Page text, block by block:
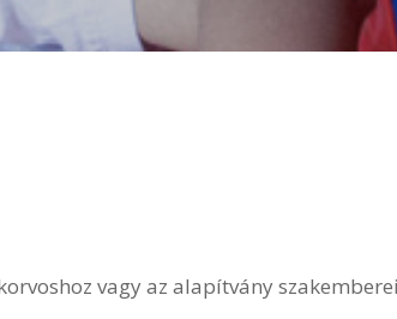
vagy az alapítvány